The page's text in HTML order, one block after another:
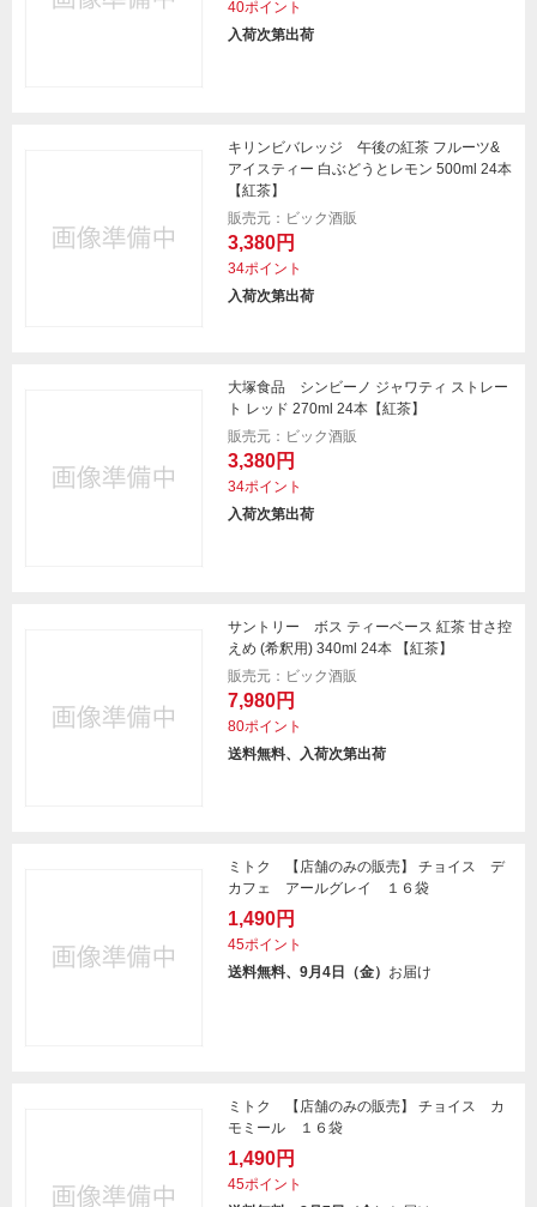
40ポイント
入荷次第出荷
キリンビバレッジ 午後の紅茶 フルーツ&
アイスティー 白ぶどうとレモン 500ml 24本
【紅茶】
販売元：ビック酒販
3,380円
34ポイント
入荷次第出荷
大塚食品 シンビーノ ジャワティ ストレー
ト レッド 270ml 24本【紅茶】
販売元：ビック酒販
3,380円
34ポイント
入荷次第出荷
サントリー ボス ティーベース 紅茶 甘さ控
えめ (希釈用) 340ml 24本 【紅茶】
販売元：ビック酒販
7,980円
80ポイント
送料無料、入荷次第出荷
ミトク 【店舗のみの販売】 チョイス デ
カフェ アールグレイ １６袋
1,490円
45ポイント
送料無料、9月4日（金） お届け
ミトク 【店舗のみの販売】 チョイス カ
モミール １６袋
1,490円
45ポイント